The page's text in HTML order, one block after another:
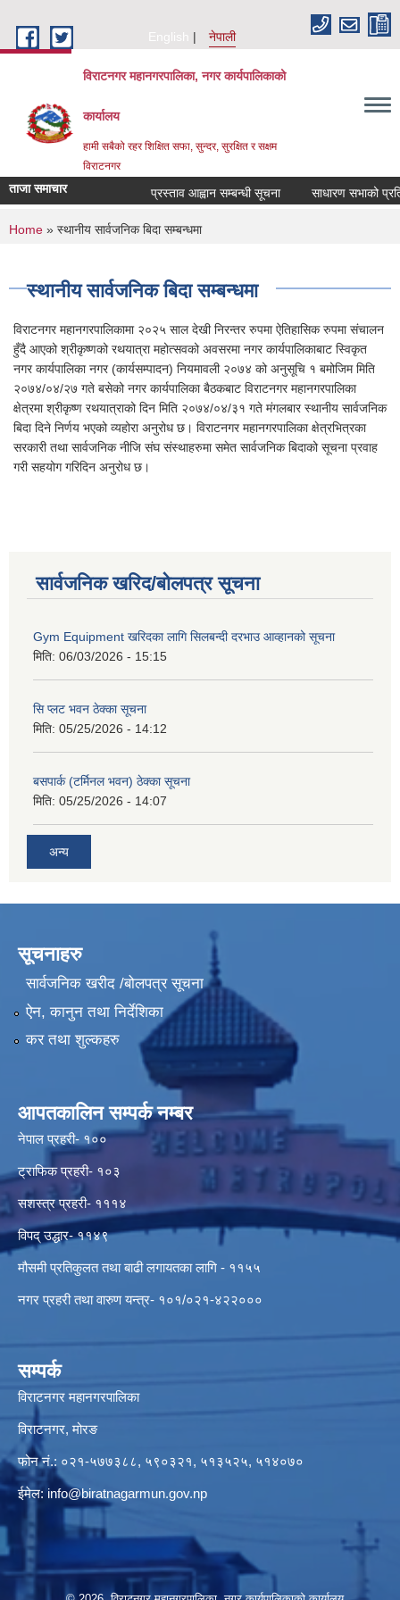
English
नेपाली
विराटनगर महानगरपालिका, नगर कार्यपालिकाको
कार्यालय
हामी सबैको रहर शिक्षित सफा, सुन्दर, सुरक्षित र सक्षम
विराटनगर
ताजा समाचार प्रस्ताव आह्वान सम्बन्धी सूचना साधारण सभाको
You are here
Home » स्थानीय सार्वजनिक बिदा सम्बन्धमा
स्थानीय सार्वजनिक बिदा सम्बन्धमा
विराटनगर महानगरपालिकामा २०२५ साल देखी निरन्तर रुपमा ऐतिहासिक रुपमा संचालन
हुँदै आएको श्रीकृष्णको रथयात्रा महोत्सवको अवसरमा नगर कार्यपालिकाबाट स्विकृत
नगर कार्यपालिका नगर (कार्यसम्पादन) नियमावली २०७४ को अनुसूचि १ बमोजिम मिति
२०७४/०४/२७ गते बसेको नगर कार्यपालिका बैठकबाट विराटनगर महानगरपालिका
क्षेत्रमा श्रीकृष्ण रथयात्राको दिन मिति २०७४/०४/३१ गते मंगलबार स्थानीय सार्वजनिक
बिदा दिने निर्णय भएको व्यहोरा अनुरोध छ। विराटनगर महानगरपालिका क्षेत्रभित्रका
सरकारी तथा सार्वजनिक नीजि संघ संस्थाहरुमा समेत सार्वजनिक बिदाको सूचना प्रवाह
गरी सहयोग गरिदिन अनुरोध छ।
सार्वजनिक खरिद/बोलपत्र सूचना
Gym Equipment खरिदका लागि सिलबन्दी दरभाउ आव्हानको सूचना
मिति: 06/03/2026 - 15:15
सि प्लट भवन ठेक्का सूचना
मिति: 05/25/2026 - 14:12
बसपार्क (टर्मिनल भवन) ठेक्का सूचना
मिति: 05/25/2026 - 14:07
अन्य
सूचनाहरु
सार्वजनिक खरीद /बोलपत्र सूचना
ऐन, कानुन तथा निर्देशिका
कर तथा शुल्कहरु
आपतकालिन सम्पर्क नम्बर
नेपाल प्रहरी- १००
ट्राफिक प्रहरी- १०३
सशस्त्र प्रहरी- १११४
विपद् उद्धार- ११४९
मौसमी प्रतिकुलत तथा बाढी लगायतका लागि - ११५५
नगर प्रहरी तथा वारुण यन्त्र- १०१/०२१-४२२०००
सम्पर्क
विराटनगर महानगरपालिका
विराटनगर, मोरङ
फोन नं.: ०२१-५७७३८८, ५९०३२१, ५१३५२५, ५१४०७०
ईमेल: info@biratnagarmun.gov.np